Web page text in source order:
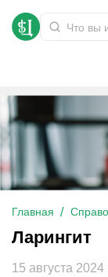
Главная
Ларингит
Ларингит
15 августа 2024